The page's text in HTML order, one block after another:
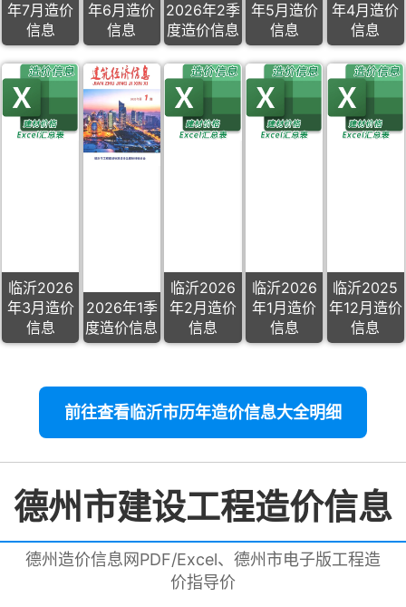
年7月造价
信息
年6月造价
信息
2026年2季
度造价信息
年5月造价
信息
年4月造价
信息
临沂2026
年3月造价
信息
2026年1季
度造价信息
临沂2026
年2月造价
信息
临沂2026
年1月造价
信息
临沂2025
年12月造价
信息
前往查看临沂市历年造价信息大全明细
德州市建设工程造价信息
德州造价信息网PDF/Excel、德州市电子版工程造
价指导价